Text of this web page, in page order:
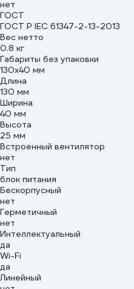
нет
ГОСТ
ГОСТ Р IEC 61347-2-13-2013
Вес нетто
0.8 кг
Габариты без упаковки
130х40 мм
Длина
130 мм
Ширина
40 мм
Высота
25 мм
Встроенный вентилятор
нет
Тип
блок питания
Бескорпусный
нет
Герметичный
нет
Интеллектуальный
да
Wi-Fi
да
Линейный